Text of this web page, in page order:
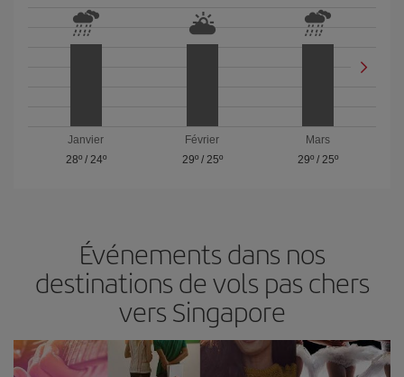
Janvier
28º/ 24º
Février
29º/ 25º
Mars
29º / 25º
Événements dans nos
destinations de vols pas chers
vers Singapore